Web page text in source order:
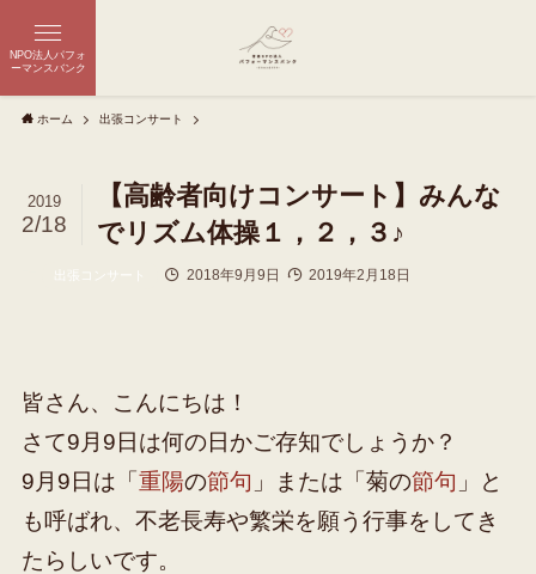
NPO法人パフォ
ーマンスバンク
ホーム 出張コンサート
【高齢者向けコンサート】みんな
でリズム体操１，２，３♪
2019
2/18
出張コンサート 2018年9月9日 2019年2月18日
皆さん、こんにちは！
さて9月9日は何の日かご存知でしょうか？
9月9日は「 重陽の節句 」または「菊の節句 」と
も呼ばれ、不老長寿や繁栄を願う行事をしてき
たらしいです。